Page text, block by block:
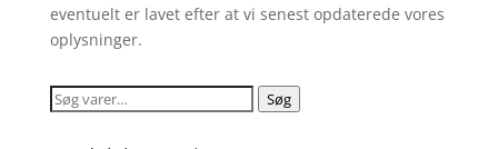
eventuelt er lavet efter at vi senest opdaterede vores
oplysninger.
Søg
Søg